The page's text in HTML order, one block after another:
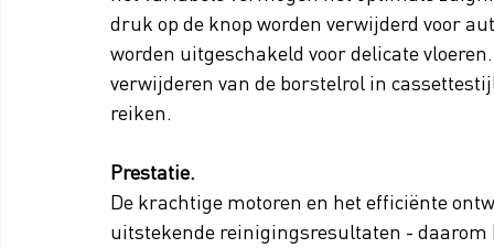
druk op de knop worden verwijderd voor
worden uitgeschakeld voor delicate
verwijderen van de borstelrol in
reiken.
Prestatie.
De krachtige motoren en het efficiënte
uitstekende reinigingsresultaten -